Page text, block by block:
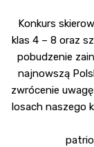
Konkurs
klas 4 – 8 oraz
pobudzenie
najnowszą
zwrócenie
losach naszego